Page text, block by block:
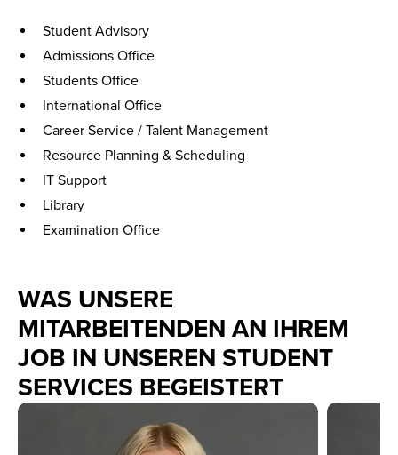
Student Advisory
Admissions Office
Students Office
International Office
Career Service / Talent Management
Resource Planning & Scheduling
IT Support
Library
Examination Office
WAS UNSERE
MITARBEITENDEN AN IHREM
JOB IN UNSEREN STUDENT
SERVICES BEGEISTERT